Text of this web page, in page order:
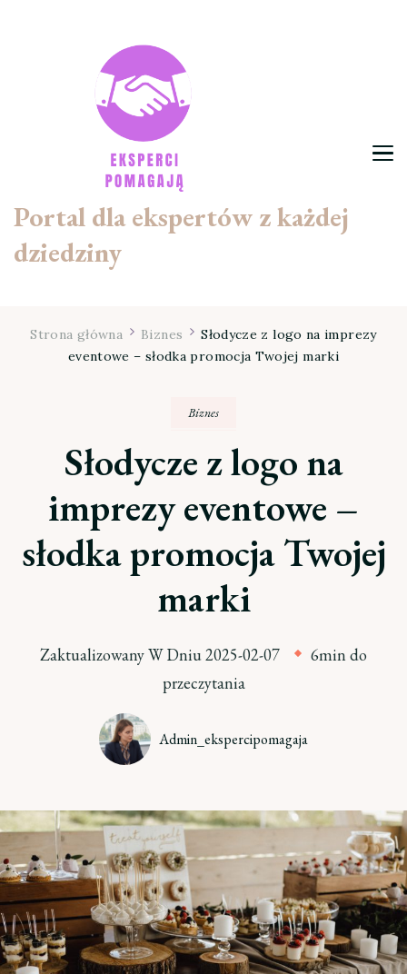
Portal dla ekspertów z każdej
dziedziny
Strona główna Biznes
Słodycze z logo na imprezy
eventowe – słodka promocja Twojej marki
Biznes
Słodycze z logo na
imprezy eventowe –
słodka promocja Twojej
marki
Zaktualizowany W Dniu2025-02-07
6min do
przeczytania
Admin_ekspercipomagaja